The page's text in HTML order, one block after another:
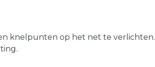
knelpunten op het net te